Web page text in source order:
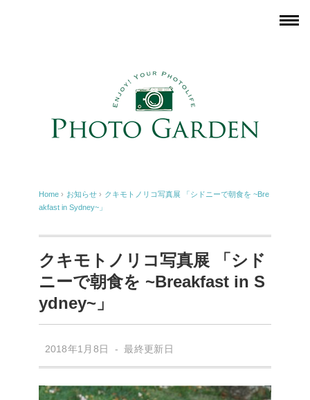
Home › お知らせ › クキモトノリコ写真展 「シドニーで朝食を ~Bre
akfast in Sydney~」
クキモトノリコ写真展 「シド
ニーで朝食を ~Breakfast in S
ydney~」
2018年1月8日 - 最終更新日